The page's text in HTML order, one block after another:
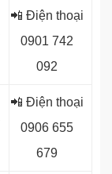
📲 Điện thoại
0901 742
092
📲 Điện thoại
0906 655
679